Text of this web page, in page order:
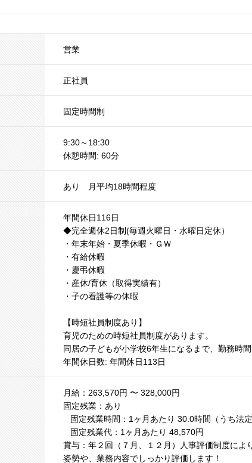
営業
正社員
固定時間制
9:30～18:30
休憩時間: 60分
あり 月平均18時間程度
年間休日116日
◆完全週休2日制(毎週火曜日・水曜日定休）
・年末年始・夏季休暇・ＧＷ
・有給休暇
・慶弔休暇
・産休/育休（取得実績有）
・子の看護等の休暇
【時短社員制度あり】
育児のための時短社員制度があります。
同居の子どもが小学校6年生になるまで、勤務時
年間休日数: 年間休日113日
月給：263,570円 〜 328,000円
固定残業：あり
固定残業時間：1ヶ月あたり 30.0時間（うち法定
固定残業代：1ヶ月あたり 48,570円
賞与：年２回（７月、１２月）人事評価制度に
姿勢や、業務内容でしっかり評価します！